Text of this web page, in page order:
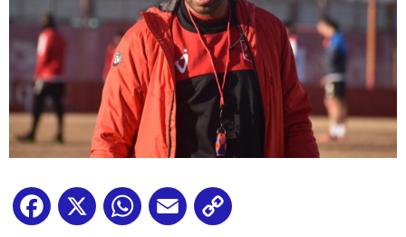
Facebook
X WhatsApp
Email